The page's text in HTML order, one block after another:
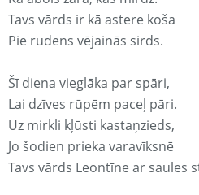
Tavs vārds ir kā astere koša
Pie rudens vējainās sirds.
Šī diena vieglāka par spāri,
Lai dzīves rūpēm paceļ pāri.
Uz mirkli kļūsti kastaņzieds,
Jo šodien prieka varavīksnē
Tavs vārds Leontīne ar saules